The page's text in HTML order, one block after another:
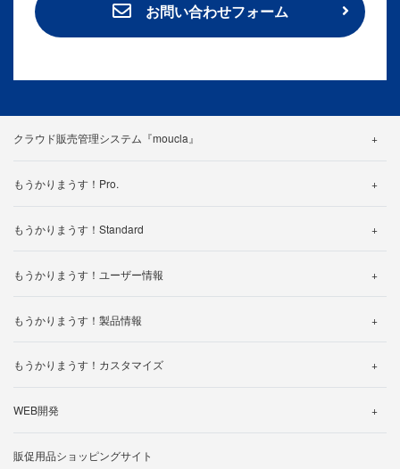
お問い合わせフォーム
クラウド販売管理システム『moucla』
カスタマイズ事例
製品カタログ
無料トライアルお申し込み
もうかりまうす！Pro.
仕様一覧
体験版ダウンロードされたお客様へ
もうかりまうす！Standard
仕様一覧
もうかりまうす！ユーザー情報
操作マニュアル
ライセンスの追加について
もうかりまうす！製品情報
帳票一覧
もうかりまうす！カスタマイズ
WEB開発
販促用品ショッピングサイト